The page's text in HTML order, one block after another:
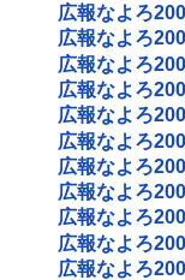
広報なよろ
広報なよろ
広報なよろ
広報なよろ
広報なよろ
広報なよろ
広報なよろ
広報なよろ
広報なよろ
広報なよろ
広報なよろ